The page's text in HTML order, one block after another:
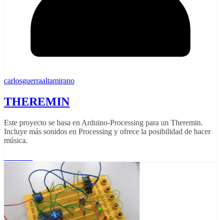
carlosguerraaltamirano
THEREMIN
Este proyecto se basa en Arduino-Processing para un Theremin.
Incluye más sonidos en Processing y ofrece la posibilidad de hacer
música.